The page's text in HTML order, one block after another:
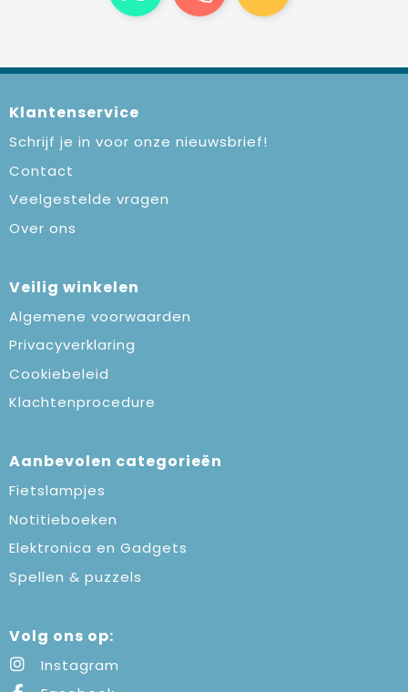
Klantenservice
Schrijf je in voor onze nieuwsbrief!
Contact
Veelgestelde vragen
Over ons
Veilig winkelen
Algemene voorwaarden
Privacyverklaring
Cookiebeleid
Klachtenprocedure
Aanbevolen categorieën
Fietslampjes
Notitieboeken
Elektronica en Gadgets
Spellen & puzzels
Volg ons op:
Instagram